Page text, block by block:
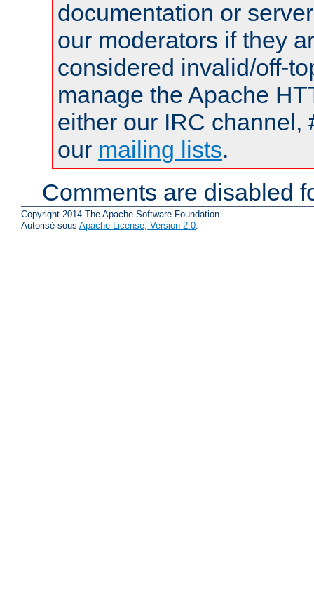
documentation or
our moderators if they
considered invalid/off-
manage the Apache
either our IRC channel,
our mailing lists.
Comments are disabled
Copyright 2014 The Apache Software Foundation.
Autorisé sous Apache License, Version 2.0